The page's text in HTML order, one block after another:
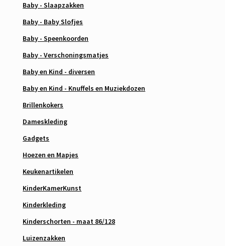
Baby - Slaapzakken
Baby - Baby Slofjes
Baby - Speenkoorden
Baby - Verschoningsmatjes
Baby en Kind - diversen
Baby en Kind - Knuffels en Muziekdozen
Brillenkokers
Dameskleding
Gadgets
Hoezen en Mapjes
Keukenartikelen
KinderKamerKunst
Kinderkleding
Kinderschorten - maat 86/128
Luizenzakken